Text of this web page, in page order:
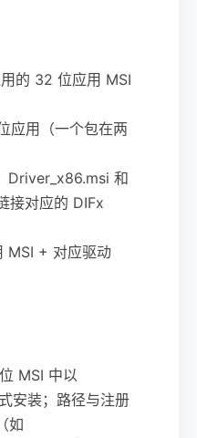
的 32 位应用 MSI
应用（一个包在两
Driver_x86.msi 和
接对应的 DIFx
MSI + 对应驱动
MSI 中以
安装；路径与注册
如